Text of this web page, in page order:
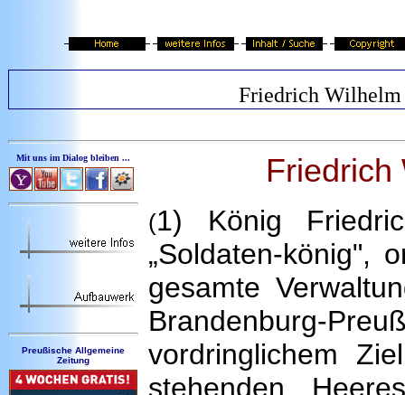
Friedrich
Mit uns im Dialog bleiben ...
Preußische Allgemeine
Zeitung
Friedrich
(1) König
„Soldaten-könig",
gesamte
Brandenburg-
vordringlichem
stehenden